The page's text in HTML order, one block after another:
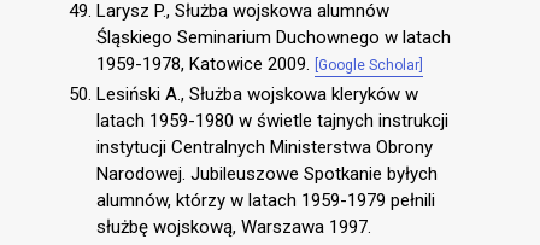
Larysz P., Służba wojskowa alumnów
Śląskiego Seminarium Duchownego w latach
1959-1978, Katowice 2009.
[Google Scholar]
Lesiński A., Służba wojskowa kleryków w
latach 1959-1980 w świetle tajnych instrukcji
instytucji Centralnych Ministerstwa Obrony
Narodowej. Jubileuszowe Spotkanie byłych
alumnów, którzy w latach 1959-1979 pełnili
służbę wojskową, Warszawa 1997.